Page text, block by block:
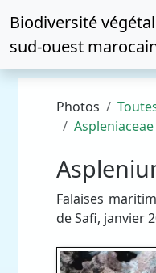
Biodiversité
sud-ouest
Photos
Aspleniaceae
Falaises
de Safi, janvier